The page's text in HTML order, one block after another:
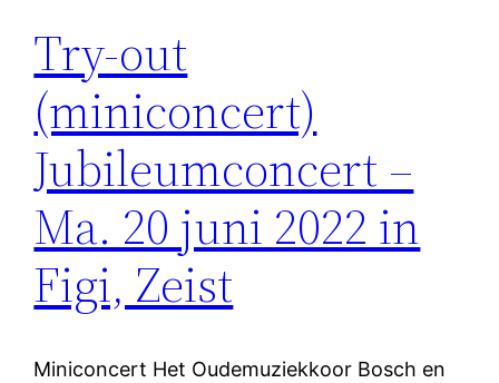
Try-out
(miniconcert)
Jubileumconcert –
Ma. 20 juni 2022 in
Figi, Zeist
Miniconcert Het Oudemuziekkoor Bosch en